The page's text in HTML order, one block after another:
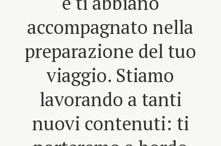
accompagnato nella
preparazione del tuo
viaggio. Stiamo
lavorando a tanti
nuovi contenuti: ti